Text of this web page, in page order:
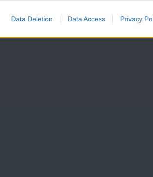
Data Deletion Data Access Privacy